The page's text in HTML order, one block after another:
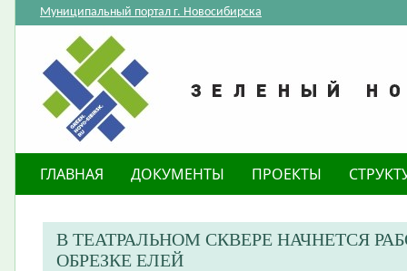
Муниципальный портал г. Новосибирска
ГЛАВНАЯ ДОКУМЕНТЫ ПРОЕКТЫ
В ТЕАТРАЛЬНОМ СКВЕРЕ НАЧНЕТСЯ
ОБРЕЗКЕ ЕЛЕЙ